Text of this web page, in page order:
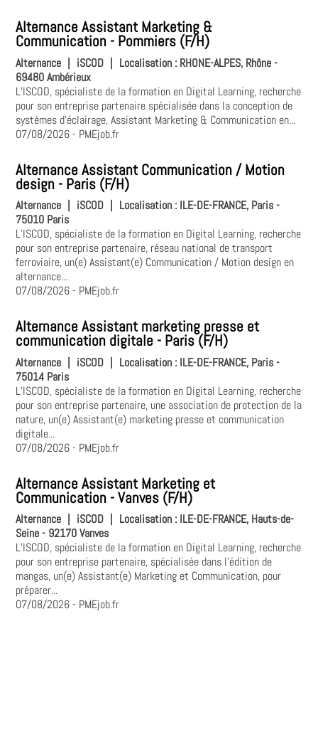
Alternance Assistant Marketing &
Communication - Pommiers (F/H)
Alternance | iSCOD | Localisation : RHONE-ALPES, Rhône -
69480 Ambérieux
L’ISCOD, spécialiste de la formation en Digital Learning, recherche
pour son entreprise partenaire spécialisée dans la conception de
systèmes d'éclairage, Assistant Marketing & Communication en...
07/08/2026- PMEjob.fr
Alternance Assistant Communication / Motion
design - Paris (F/H)
Alternance iSCOD Localisation : ILE-DE-FRANCE, Paris -
75010 Paris
L’ISCOD, spécialiste de la formation en Digital Learning, recherche
pour son entreprise partenaire, réseau national de transport
ferroviaire, un(e) Assistant(e) Communication / Motion design en
alternance...
07/08/2026- PMEjob.fr
Alternance Assistant marketing presse et
communication digitale - Paris (F/H)
Alternance | iSCOD | Localisation : ILE-DE-FRANCE, Paris -
75014 Paris
L’ISCOD, spécialiste de la formation en Digital Learning, recherche
pour son entreprise partenaire, une association de protection de la
nature, un(e) Assistant(e) marketing presse et communication
digitale...
07/08/2026- PMEjob.fr
Alternance Assistant Marketing et
Communication - Vanves (F/H)
Alternance iSCOD Localisation : ILE-DE-FRANCE, Hauts-de-
Seine - 92170 Vanves
L’ISCOD, spécialiste de la formation en Digital Learning, recherche
pour son entreprise partenaire, spécialisée dans l'édition de
mangas, un(e) Assistant(e) Marketing et Communication, pour
préparer...
07/08/2026- PMEjob.fr